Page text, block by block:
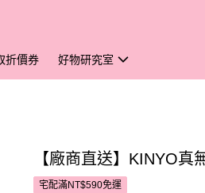
折價券 好物研究室
【廠商直送】KINYO真
宅配滿NT$590免運